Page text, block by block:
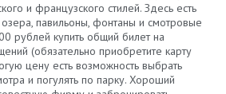
и французского стилей. Здесь есть
павильоны, фонтаны и смотровые
рублей купить общий билет на
(обязательно приобретите карту
цену есть возможность выбрать
и погулять по парку. Хороший